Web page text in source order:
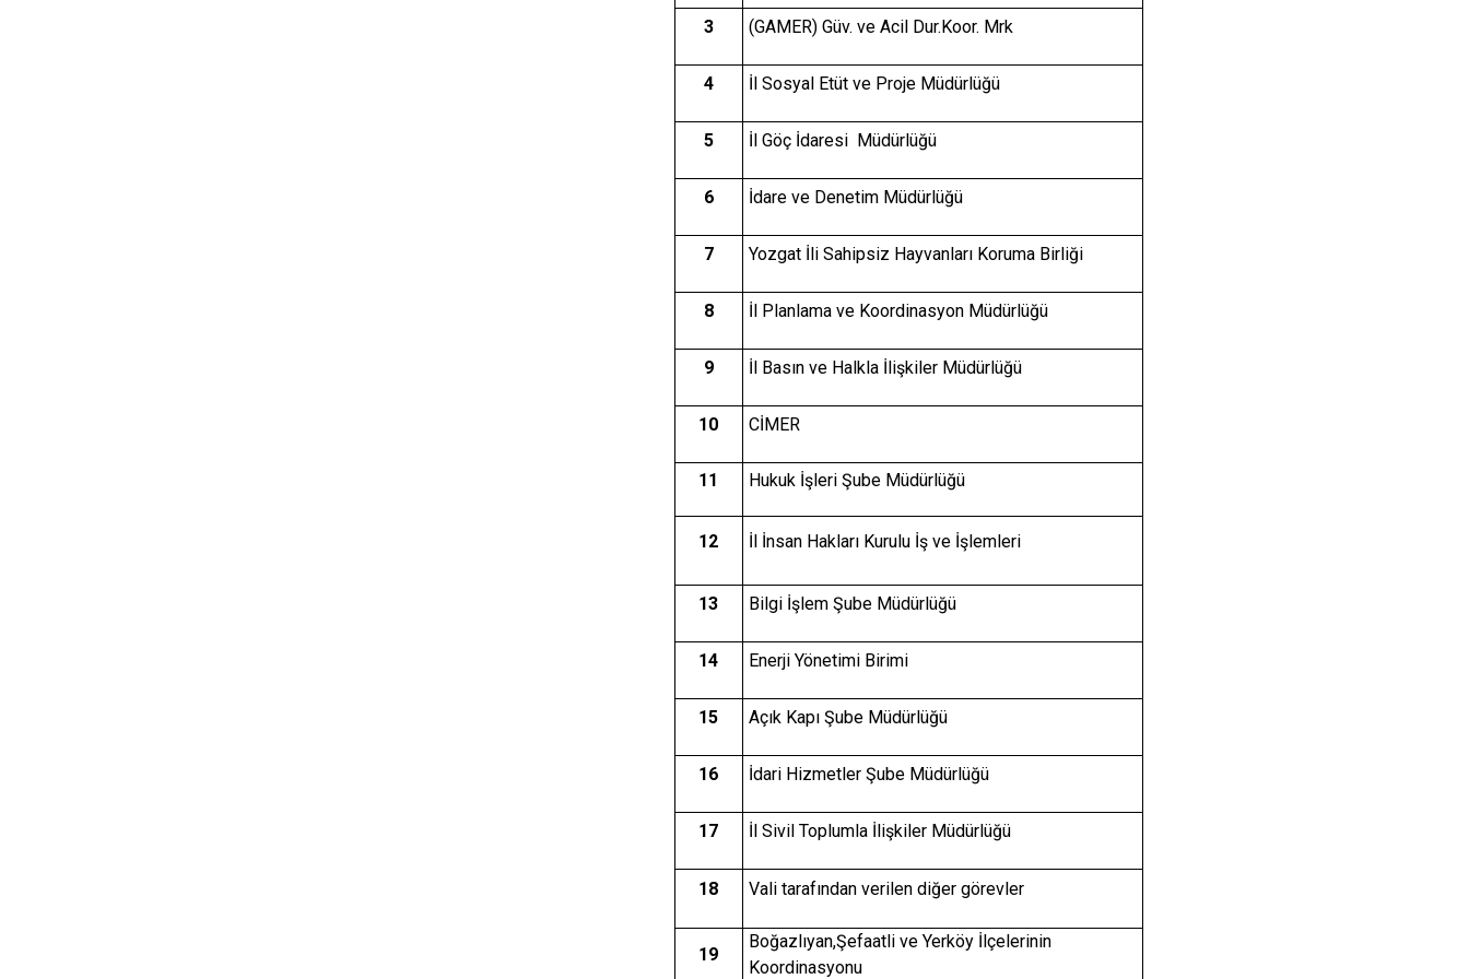
3 (GAMER) Güv. ve Acil Dur.Koor. Mrk
4 İl Sosyal Etüt ve Proje Müdürlüğü
5 İl Göç İdaresi Müdürlüğü
6 İdare ve Denetim Müdürlüğü
7 Yozgat İli Sahipsiz Hayvanları Koruma Birliği
8 İl Planlama ve Koordinasyon Müdürlüğü
9 İl Basın ve Halkla İlişkiler Müdürlüğü
10 CİMER
11 Hukuk İşleri Şube Müdürlüğü
12 İl İnsan Hakları Kurulu İş ve İşlemleri
13 Bilgi İşlem Şube Müdürlüğü
14 Enerji Yönetimi Birimi
15 Açık Kapı Şube Müdürlüğü
16 İdari Hizmetler Şube Müdürlüğü
17 İl Sivil Toplumla İlişkiler Müdürlüğü
18 Vali tarafından verilen diğer görevler
19
Boğazlıyan,Şefaatli ve Yerköy İlçelerinin
Koordinasyonu